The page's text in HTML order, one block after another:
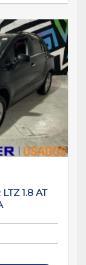
1.8 AT